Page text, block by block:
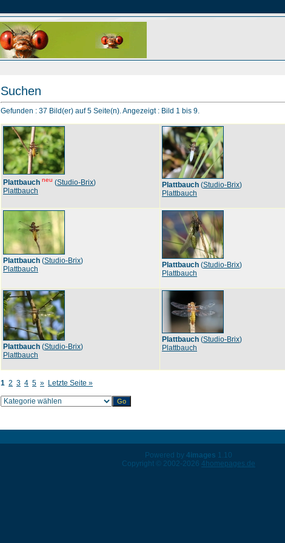
Suchen
Gefunden : 37 Bild(er) auf 5 Seite(n). Angezeigt : Bild 1 bis 9.
Plattbauch neu (Studio-Brix)
Plattbauch
Plattbauch (Studio-Brix)
Plattbauch
Plattbauch (Studio-Brix)
Plattbauch
Plattbauch (Studio-Brix)
Plattbauch
Plattbauch (Studio-Brix)
Plattbauch
Plattbauch (Studio-Brix)
Plattbauch
1 2 3 4 5 » Letzte Seite »
Powered by 4images 1.10
Copyright © 2002-2026 4homepages.de